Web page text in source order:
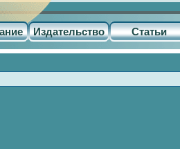
Издательство Статьи